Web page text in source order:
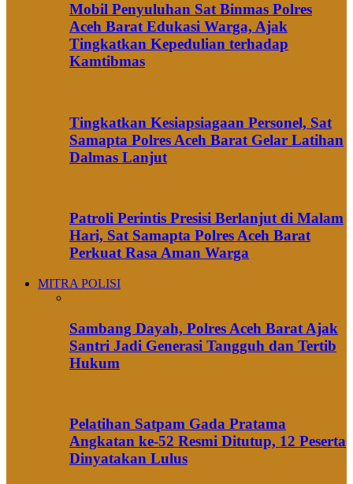
Mobil Penyuluhan Sat Binmas Polres
Aceh Barat Edukasi Warga, Ajak
Tingkatkan Kepedulian terhadap
Kamtibmas
Tingkatkan Kesiapsiagaan Personel, Sat
Samapta Polres Aceh Barat Gelar Latihan
Dalmas Lanjut
Patroli Perintis Presisi Berlanjut di Malam
Hari, Sat Samapta Polres Aceh Barat
Perkuat Rasa Aman Warga
MITRA POLISI
Sambang Dayah, Polres Aceh Barat Ajak
Santri Jadi Generasi Tangguh dan Tertib
Hukum
Pelatihan Satpam Gada Pratama
Angkatan ke-52 Resmi Ditutup, 12 Peserta
Dinyatakan Lulus